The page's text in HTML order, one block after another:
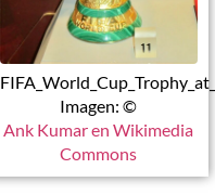
Imagen: ©
Ank Kumar en Wikimedia
Commons